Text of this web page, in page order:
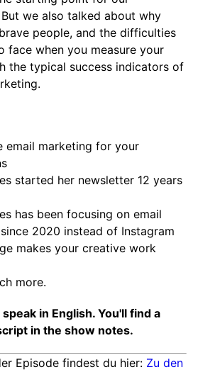
we also talked about why
people, and the difficulties
face when you measure your
the typical success indicators of
email marketing for your
started her newsletter 12 years
has been focusing on email
2020 instead of Instagram
makes your creative work
more.
in English. You'll find a
in the show notes.
Episode findest du hier: Zu den